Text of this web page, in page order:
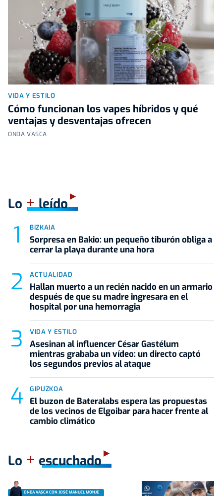
VIDA Y ESTILO
Cómo funcionan los vapes híbridos y qué
ventajas y desventajas ofrecen
ONDA VASCA
Lo +leído
BIZKAIA
Sorpresa en Bakio: un pequeño tiburón obliga a
cerrar la playa durante una hora
ACTUALIDAD
Hallan muerto a un recién nacido en un armario
después de que su madre ingresara en el
hospital por una hemorragia
VIDA Y ESTILO
Asesinan al influencer César Gastélum
mientras grababa un vídeo: un directo captó
los segundos previos al ataque
GIPUZKOA
El buzon de Bateralabs espera las propuestas
de los vecinos de Elgoibar para hacer frente al
cambio climático
Lo + escuchado
ONDA VASCA CON JOSÉ MANUEL MONJE